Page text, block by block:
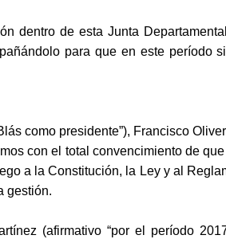
dentro de esta Junta
para que en este período
como presidente”), Francisco
con el total convencimiento de
a la Constitución, la Ley y al
gestión.
(afirmativo “por el período